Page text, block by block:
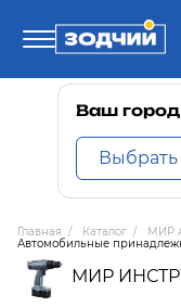
Телефоны
8 800 100-71-71
8 (4242) 30-00-27
Ваш город
Выбрать
Главная / Каталог / МИР
Автомобильные
МИР